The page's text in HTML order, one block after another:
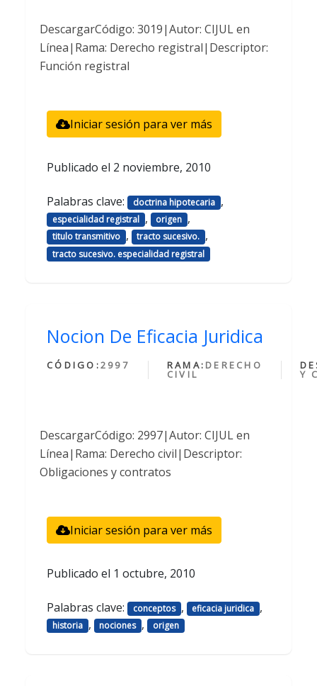
DescargarCódigo: 3019|Autor: CIJUL en
Línea|Rama: Derecho registral|Descriptor:
Función registral
Iniciar sesión para ver más
Publicado el 2 noviembre, 2010
Palabras clave: doctrina hipotecaria ,
especialidad registral , origen ,
titulo transmitivo , tracto sucesivo. ,
tracto sucesivo. especialidad registral
Nocion De Eficacia Juridica
CÓDIGO:2997 RAMA: DERECHO
CIVIL Y
DescargarCódigo: 2997|Autor: CIJUL en
Línea|Rama: Derecho civil|Descriptor:
Obligaciones y contratos
Iniciar sesión para ver más
Publicado el 1 octubre, 2010
Palabras clave: conceptos , eficacia juridica ,
historia , nociones , origen